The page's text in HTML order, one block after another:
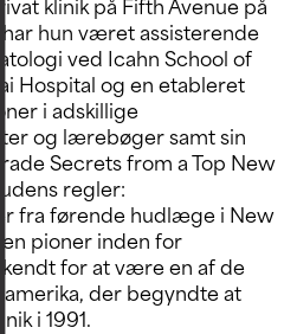
har hun været assisterende
ved Icahn School of
Hospital og en etableret
i adskillige
og lærebøger samt sin
Secrets from a Top New
regler:
fra førende hudlæge i New
pioner inden for
for at være en af de
der begyndte at
i 1991.